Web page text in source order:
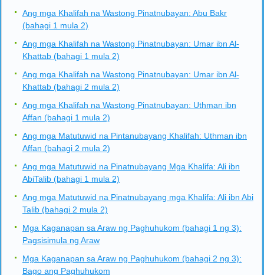
Ang mga Khalifah na Wastong Pinatnubayan: Abu Bakr
(bahagi 1 mula 2)
Ang mga Khalifah na Wastong Pinatnubayan: Umar ibn Al-
Khattab (bahagi 1 mula 2)
Ang mga Khalifah na Wastong Pinatnubayan: Umar ibn Al-
Khattab (bahagi 2 mula 2)
Ang mga Khalifah na Wastong Pinatnubayan: Uthman ibn
Affan (bahagi 1 mula 2)
Ang mga Matutuwid na Pintanubayang Khalifah: Uthman ibn
Affan (bahagi 2 mula 2)
Ang mga Matutuwid na Pinatnubayang Mga Khalifa: Ali ibn
AbiTalib (bahagi 1 mula 2)
Ang mga Matutuwid na Pinatnubayang mga Khalifa: Ali ibn Abi
Talib (bahagi 2 mula 2)
Mga Kaganapan sa Araw ng Paghuhukom (bahagi 1 ng 3):
Pagsisimula ng Araw
Mga Kaganapan sa Araw ng Paghuhukom (bahagi 2 ng 3):
Bago ang Paghuhukom